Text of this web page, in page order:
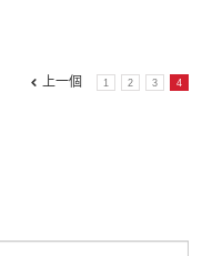
上一個 1 2 3 4